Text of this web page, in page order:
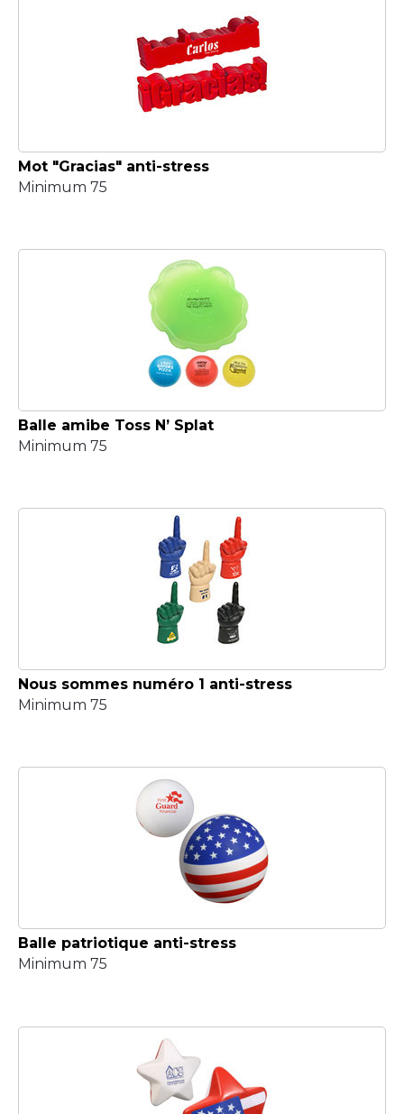
Mot "Gracias" anti-stress
Minimum 75
Balle amibe Toss N’ Splat
Minimum 75
Nous sommes numéro 1 anti-stress
Minimum 75
Balle patriotique anti-stress
Minimum 75